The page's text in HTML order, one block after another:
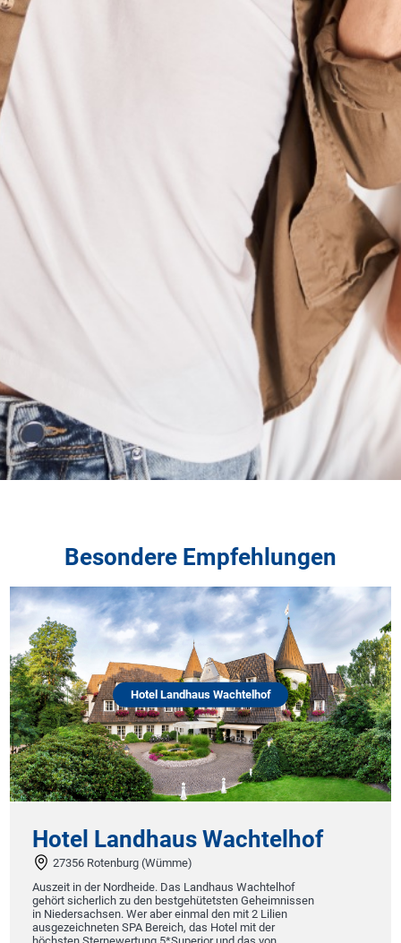
Besondere Empfehlungen
Hotel Landhaus Wachtelhof
Hotel Landhaus Wachtelhof
27356 Rotenburg (Wümme)
Auszeit in der Nordheide. Das Landhaus Wachtelhof
gehört sicherlich zu den bestgehütetsten Geheimnissen
in Niedersachsen. Wer aber einmal den mit 2 Lilien
ausgezeichneten SPA Bereich, das Hotel mit der